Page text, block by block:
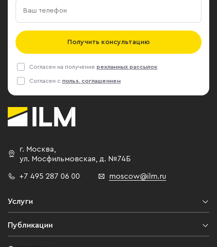
Получить консультацию
Согласен на получение рекламных рассылок
Согласен с польз. соглашением
г. Москва,
ул. Мосфильмовская, д. №74Б
+7 495 287 06 00 moscow@ilm.ru
Услуги
Публикации